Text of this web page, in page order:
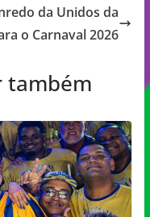
da Unidos da
o Carnaval 2026
também